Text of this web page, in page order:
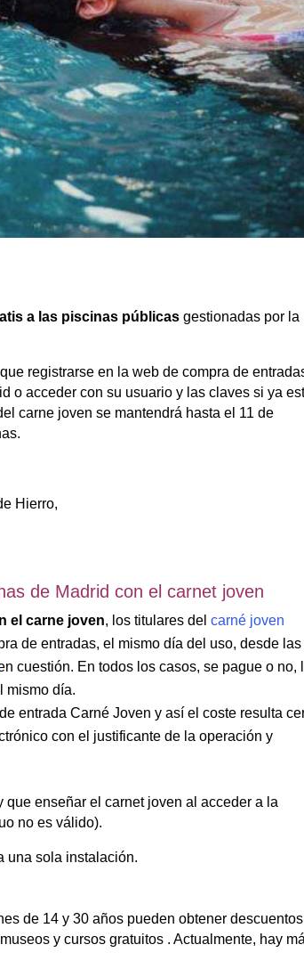
a las piscinas públicas gestionadas por la
registrarse en la web de compra de
o acceder con su usuario y las claves si ya
carne joven se mantendrá hasta el 11 de
Hierro,
de Madrid con el carnet joven
el carne joven, los titulares delcarné joven
de entradas, el mismo día del uso, desde las
cuestión. En todos los casos, se pague o no,
mismo día.
entrada Carné Joven y así el coste resulta
con el justificante de la operación y
enseñar el carnet joven al acceder a la
no es válido).
una sola instalación.
de 14 y 30 años pueden obtener descuentos
y cursos gratuitos . Actualmente, hay